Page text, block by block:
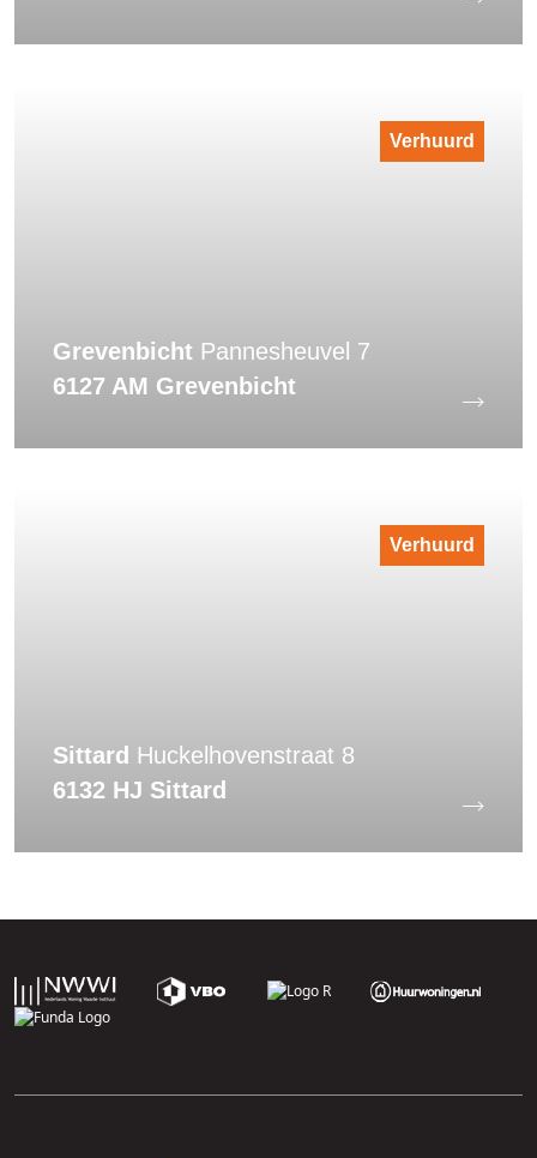
Grevenbicht Pannesheuvel 7
6127 AM Grevenbicht
Verhuurd
Sittard Huckelhovenstraat 8
6132 HJ Sittard
Verhuurd